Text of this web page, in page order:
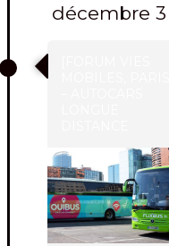
décembre 3